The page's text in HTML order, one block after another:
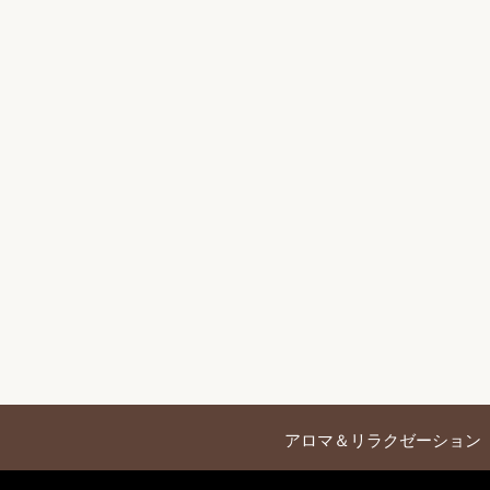
アロマ＆リラクゼーショ